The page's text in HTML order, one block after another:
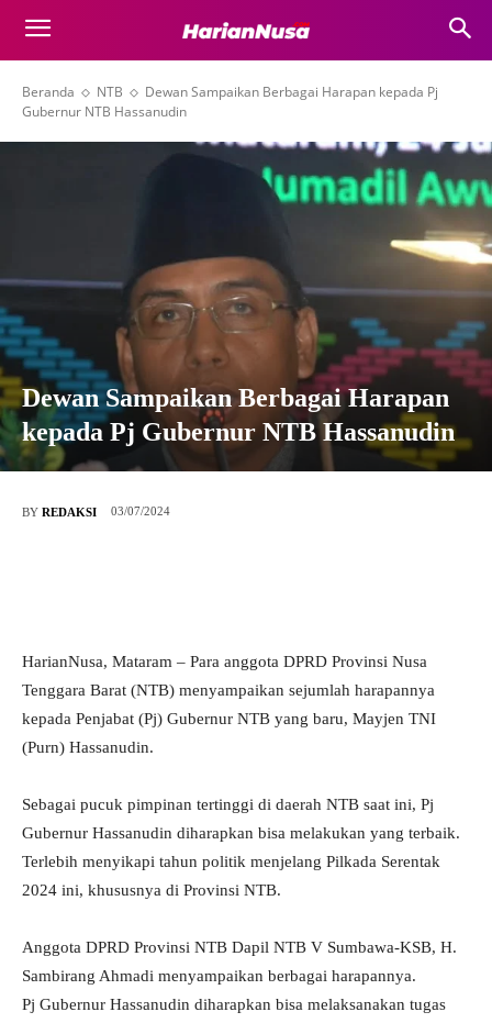
Beranda NTB
Dewan Sampaikan Berbagai Harapan kepada Pj
Gubernur NTB Hassanudin
Dewan Sampaikan Berbagai Harapan
kepada Pj Gubernur NTB Hassanudin
BY REDAKSI 03/07/2024
HarianNusa, Mataram – Para anggota DPRD Provinsi Nusa
Tenggara Barat (NTB) menyampaikan sejumlah harapannya
kepada Penjabat (Pj) Gubernur NTB yang baru, Mayjen TNI
(Purn) Hassanudin.
Sebagai pucuk pimpinan tertinggi di daerah NTB saat ini, Pj
Gubernur Hassanudin diharapkan bisa melakukan yang terbaik.
Terlebih menyikapi tahun politik menjelang Pilkada Serentak
2024 ini, khususnya di Provinsi NTB.
Anggota DPRD Provinsi NTB Dapil NTB V Sumbawa-KSB, H.
Sambirang Ahmadi menyampaikan berbagai harapannya.
Pj Gubernur Hassanudin diharapkan bisa melaksanakan tugas